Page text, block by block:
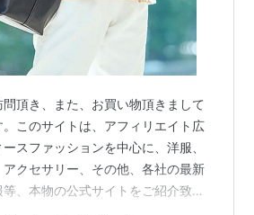
頂き、また、お買い物頂きまして
このサイトは、アフィリエイト広
スファッションを中心に、洋服、
クセサリー、その他、各社の最新
、本物の公式サイトをご紹介致し